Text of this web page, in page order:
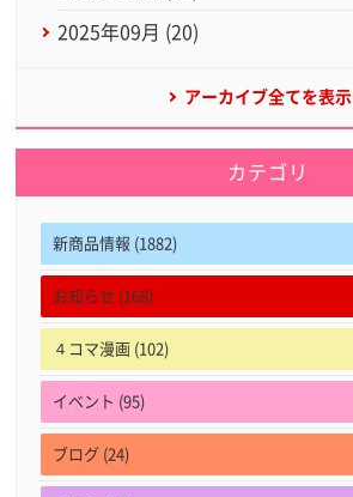
2025年09月 (20)
アーカイブ全てを表示
カテゴリ
新商品情報 (1882)
お知らせ (168)
４コマ漫画 (102)
イベント (95)
ブログ (24)